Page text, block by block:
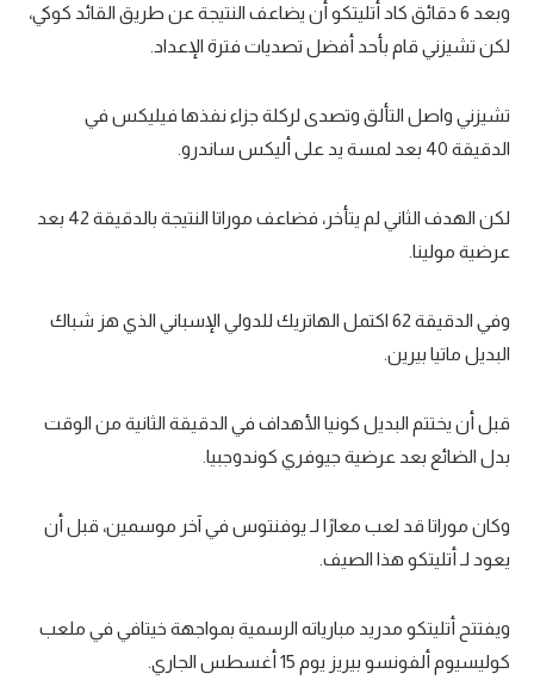
وبعد 6 دقائق كاد أتليتكو أن يضاعف النتيجة عن طريق القائد كوكي،
لكن تشيزني قام بأحد أفضل تصديات فترة الإعداد.
تشيزني واصل التألق وتصدى لركلة جزاء نفذها فيليكس في
الدقيقة 40 بعد لمسة يد على أليكس ساندرو.
لكن الهدف الثاني لم يتأخر، فضاعف موراتا النتيجة بالدقيقة 42 بعد
عرضية مولينا.
وفي الدقيقة 62 اكتمل الهاتريك للدولي الإسباني الذي هز شباك
البديل ماتيا بيرين.
قبل أن يختتم البديل كونيا الأهداف في الدقيقة الثانية من الوقت
بدل الضائع بعد عرضية جيوفري كوندوجبيا.
وكان موراتا قد لعب معارًا لـ يوفنتوس في آخر موسمين، قبل أن
يعود لـ أتليتكو هذا الصيف.
ويفتتح أتليتكو مدريد مبارياته الرسمية بمواجهة خيتافي في ملعب
كوليسيوم ألفونسو بيريز يوم 15 أغسطس الجاري.